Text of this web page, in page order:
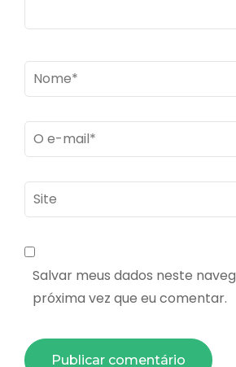
Name*
Email *
Site
Salvar meus dados neste
próxima vez que eu comentar.